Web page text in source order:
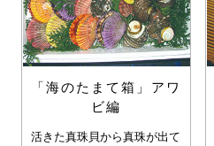
「海のたまて箱」アワ
ビ編
活きた真珠貝から真珠が出て